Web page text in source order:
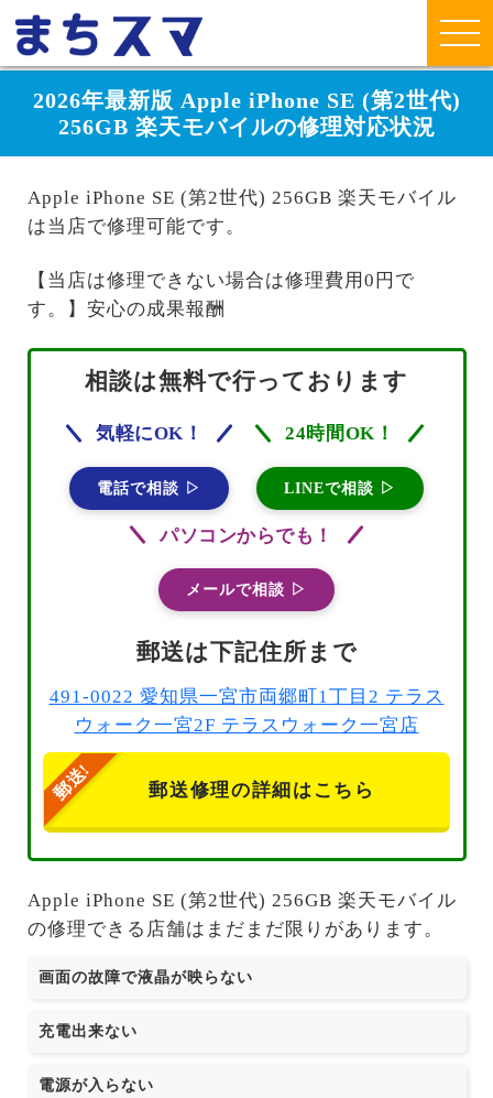
2026年最新版 Apple iPhone SE (第2世代)
256GB 楽天モバイルの修理対応状況
Apple iPhone SE (第2世代) 256GB 楽天モバイル
は当店で修理可能です。
【当店は修理できない場合は修理費用0円で
す。】安心の成果報酬
相談は無料で行っております
気軽にOK！
電話で相談 ▷
24時間OK！
LINEで相談 ▷
パソコンからでも！
メールで相談 ▷
郵送は下記住所まで
491-0022 愛知県一宮市両郷町1丁目2 テラス
ウォーク一宮2F テラスウォーク一宮店
郵送修理の詳細はこちら
Apple iPhone SE (第2世代) 256GB 楽天モバイル
の修理できる店舗はまだまだ限りがあります。
画面の故障で液晶が映らない
充電出来ない
電源が入らない